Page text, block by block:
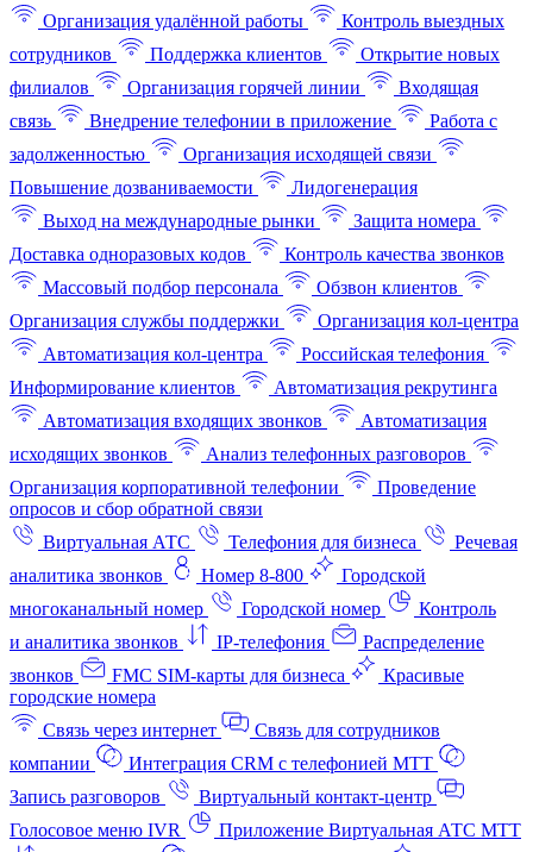
Организация удалённой работы
Контроль выездных
сотрудников
Поддержка клиентов
Открытие новых
филиалов
Организация горячей линии
Входящая
связь
Внедрение телефонии в приложение
Работа с
задолженностью
Организация исходящей связи
Повышение дозваниваемости
Лидогенерация
Выход на международные рынки
Защита номера
Доставка одноразовых кодов
Контроль качества звонков
Массовый подбор персонала
Обзвон клиентов
Организация службы поддержки
Организация кол-центра
Автоматизация кол-центра
Российская телефония
Информирование клиентов
Автоматизация рекрутинга
Автоматизация входящих звонков
Автоматизация
исходящих звонков
Анализ телефонных разговоров
Организация корпоративной телефонии
Проведение
опросов и сбор обратной связи
Виртуальная АТС
Телефония для бизнеса
Речевая
аналитика звонков
Номер 8-800
Городской
многоканальный номер
Городской номер
Контроль
и аналитика звонков
IP-телефония
Распределение
звонков
FMC SIM-карты для бизнеса
Красивые
городские номера
Связь через интернет
Связь для сотрудников
компании
Интеграция CRM с телефонией МТТ
Запись разговоров
Виртуальный контакт‑центр
Голосовое меню IVR
Приложение Виртуальная АТС МТТ